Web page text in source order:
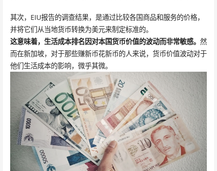
其次，EIU报告的调查结果，是通过比较各国商品和服务的价格，
并将它们从当地货币转换为美元来制定标准的。
这意味着，生活成本排名因对本国货币价值的波动而非常敏感。 然
而在新加坡，对于那些赚新币花新币的人来说，货币价值波动对于
他们生活成本的影响，微乎其微。